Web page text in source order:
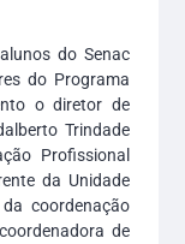
do Senac
do Programa
o diretor de
Trindade
Profissional
da Unidade
coordenação
de